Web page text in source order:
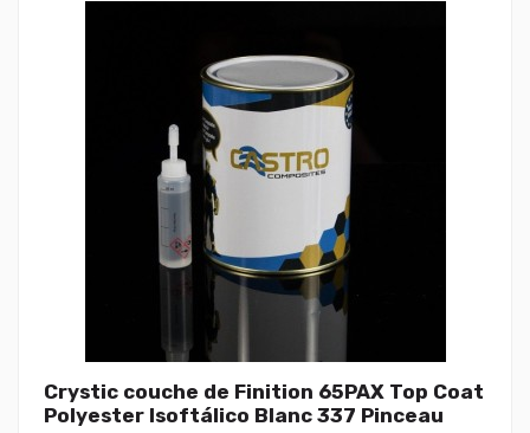
Crystic couche de Finition 65PAX Top Coat
Polyester Isoftálico Blanc 337 Pinceau